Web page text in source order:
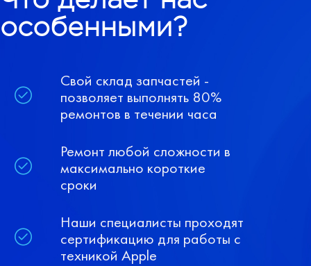
особенными?
Свой склад запчастей -
позволяет выполнять 80%
ремонтов в течении часа
Ремонт любой сложности в
максимально короткие
сроки
Наши специалисты проходят
сертификацию для работы с
техникой Apple